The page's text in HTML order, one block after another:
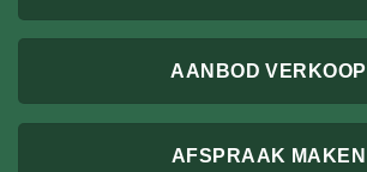
AANBOD VERKOOP
AFSPRAAK MAKEN